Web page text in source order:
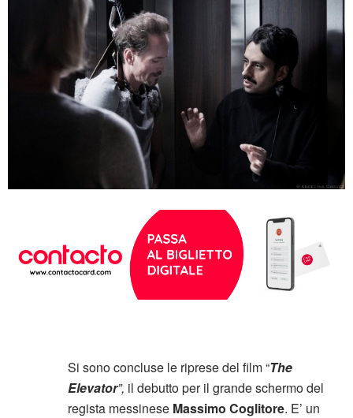
Si sono concluse le riprese del film “The
Elevator”, il debutto per il grande schermo del
regista messinese Massimo Coglitore. E’ un